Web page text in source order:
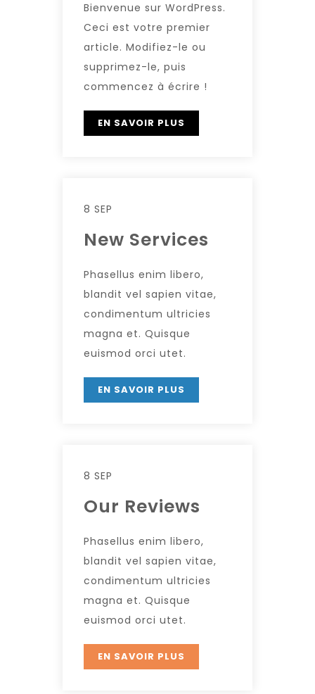
Bienvenue sur WordPress.
Ceci est votre premier
article. Modifiez-le ou
supprimez-le, puis
commencez à écrire !
EN SAVOIR PLUS
8 SEP
New Services
Phasellus enim libero,
blandit vel sapien vitae,
condimentum ultricies
magna et. Quisque
euismod orci utet.
EN SAVOIR PLUS
8 SEP
Our Reviews
Phasellus enim libero,
blandit vel sapien vitae,
condimentum ultricies
magna et. Quisque
euismod orci utet.
EN SAVOIR PLUS